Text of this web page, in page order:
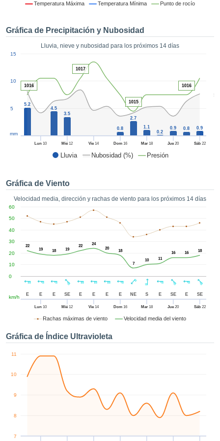
permite
coste.
el botón
a la
en
así como
un perfil
en
mismo.
más
y
el
disponible
nuestra
no aceptar
CONTINUAR
CONFIGURACIÓN
Temperatura Máxima Temperatura Mínima Punto de rocío
Gráfica de Precipitación y Nubosidad
Lluvia, nieve y nubosidad para los próximos 14 días
Lluvia Nubosidad (%) Presión
50
Lun 10 Mié 12 Vie 14 Dom16 Mar18 Jue 20 Sáb22
5
10
15
mm
5.2
4.5
3.5
0.8
2.7
1.1
0.2
0.9 0.8 0.9
1016
1017
1015
1016
Gráfica de Viento
Velocidad media, dirección y rachas de viento para los próximos 14 días
Rachas máximas de viento Velocidad media del viento
Lun 10 Mié 12 Vie 14 Dom16 Mar18 Jue 20 Sáb22
0
10
20
30
40
50
60
km/h
22
19 18 19
22
24
20
18
7
10 11
16 16 18
E E E SE E E E E NE S E SE E SE
Gráfica de Índice Ultravioleta
7
8
9
10
11